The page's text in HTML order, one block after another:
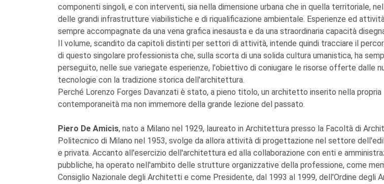
componenti singoli, e con interventi, sia nella dimensione urbana che in quella territoriale,
delle grandi infrastrutture viabilistiche e di riqualificazione ambientale. Esperienze ed
sempre accompagnate da una vena grafica inesausta e da una straordinaria capacità
Il volume, scandito da capitoli distinti per settori di attività, intende quindi tracciare il
di questo singolare professionista che, sulla scorta di una solida cultura umanistica, ha
perseguito, nelle sue variegate esperienze, l'obiettivo di coniugare le risorse offerte dalle
tecnologie con la tradizione storica dell'architettura.
Perché Lorenzo Forges Davanzati è stato, a pieno titolo, un architetto inserito nella propria
contemporaneità ma non immemore della grande lezione del passato.
Piero De Amicis, nato a Milano nel 1929, laureato in Architettura presso la Facoltà di
Politecnico di Milano nel 1953, svolge da allora attività di progettazione nel settore
e privata. Accanto all'esercizio dell'architettura ed alla collaborazione con enti e
pubbliche, ha operato nell'ambito delle strutture organizzative della professione, come
Consiglio Nazionale degli Architetti e come Presidente, dal 1993 al 1999, dell'Ordine degli